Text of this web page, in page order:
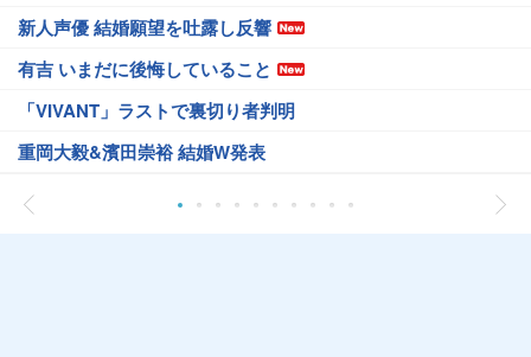
新人声優 結婚願望を吐露し反響
有吉 いまだに後悔していること
「VIVANT」ラストで裏切り者判明
重岡大毅&濱田崇裕 結婚W発表